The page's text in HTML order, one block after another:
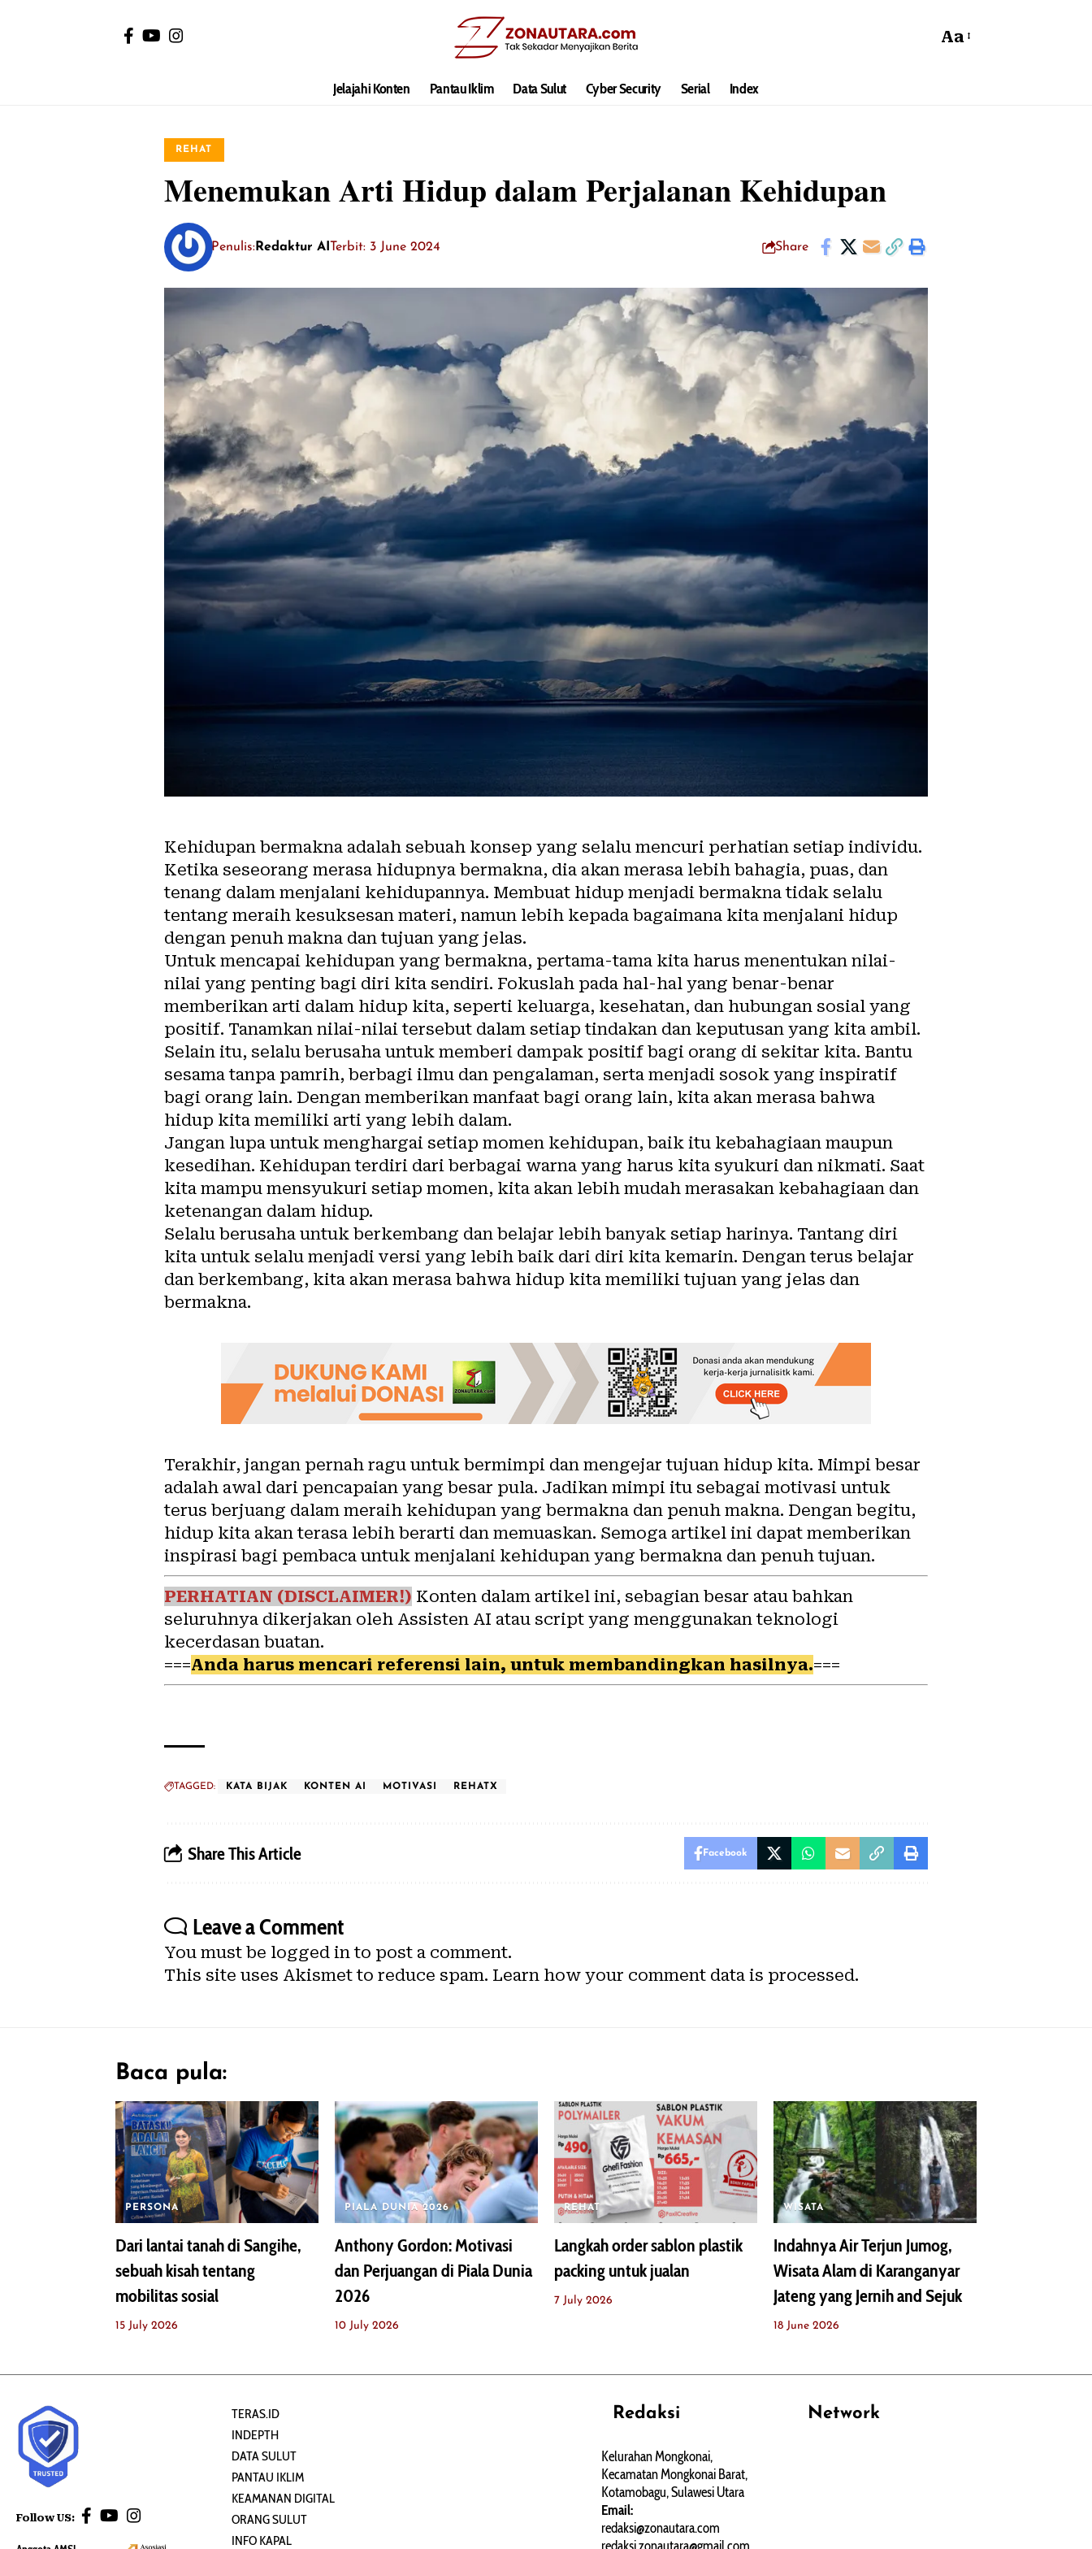
Aa
Jelajahi Konten Pantau Iklim Data Sulut Cyber Security Serial Index
REHAT
Menemukan Arti Hidup dalam Perjalanan Kehidupan
Penulis:Redaktur AI Terbit: 3 June 2024 Share
Kehidupan bermakna adalah sebuah konsep yang selalu mencuri perhatian setiap individu.
Ketika seseorang merasa hidupnya bermakna, dia akan merasa lebih bahagia, puas, dan
tenang dalam menjalani kehidupannya. Membuat hidup menjadi bermakna tidak selalu
tentang meraih kesuksesan materi, namun lebih kepada bagaimana kita menjalani hidup
dengan penuh makna dan tujuan yang jelas.
Untuk mencapai kehidupan yang bermakna, pertama-tama kita harus menentukan nilai-
nilai yang penting bagi diri kita sendiri. Fokuslah pada hal-hal yang benar-benar
memberikan arti dalam hidup kita, seperti keluarga, kesehatan, dan hubungan sosial yang
positif. Tanamkan nilai-nilai tersebut dalam setiap tindakan dan keputusan yang kita ambil.
Selain itu, selalu berusaha untuk memberi dampak positif bagi orang di sekitar kita. Bantu
sesama tanpa pamrih, berbagi ilmu dan pengalaman, serta menjadi sosok yang inspiratif
bagi orang lain. Dengan memberikan manfaat bagi orang lain, kita akan merasa bahwa
hidup kita memiliki arti yang lebih dalam.
Jangan lupa untuk menghargai setiap momen kehidupan, baik itu kebahagiaan maupun
kesedihan. Kehidupan terdiri dari berbagai warna yang harus kita syukuri dan nikmati. Saat
kita mampu mensyukuri setiap momen, kita akan lebih mudah merasakan kebahagiaan dan
ketenangan dalam hidup.
Selalu berusaha untuk berkembang dan belajar lebih banyak setiap harinya. Tantang diri
kita untuk selalu menjadi versi yang lebih baik dari diri kita kemarin. Dengan terus belajar
dan berkembang, kita akan merasa bahwa hidup kita memiliki tujuan yang jelas dan
bermakna.
Terakhir, jangan pernah ragu untuk bermimpi dan mengejar tujuan hidup kita. Mimpi besar
adalah awal dari pencapaian yang besar pula. Jadikan mimpi itu sebagai motivasi untuk
terus berjuang dalam meraih kehidupan yang bermakna dan penuh makna. Dengan begitu,
hidup kita akan terasa lebih berarti dan memuaskan. Semoga artikel ini dapat memberikan
inspirasi bagi pembaca untuk menjalani kehidupan yang bermakna dan penuh tujuan.
PERHATIAN (DISCLAIMER!) Konten dalam artikel ini, sebagian besar atau bahkan
seluruhnya dikerjakan oleh Assisten AI atau script yang menggunakan teknologi
kecerdasan buatan.
===Anda harus mencari referensi lain, untuk membandingkan hasilnya.===
TAGGED: KATA BIJAK KONTEN AI MOTIVASI REHATX
Share This Article Facebook
Leave a Comment
You must be logged into post a comment.
This site uses Akismet to reduce spam. Learn how your comment data is processed.
Baca pula:
PERSONA
Dari lantai tanah di Sangihe,
sebuah kisah tentang
mobilitas sosial
15 July 2026
PIALA DUNIA 2026
Anthony Gordon: Motivasi
dan Perjuangan di Piala Dunia
2026
10 July 2026
REHAT
Langkah order sablon plastik
packing untuk jualan
7 July 2026
WISATA
Indahnya Air Terjun Jumog,
Wisata Alam di Karanganyar
Jateng yang Jernih and Sejuk
18 June 2026
Follow US:
TERAS.ID
INDEPTH
DATA SULUT
PANTAU IKLIM
KEAMANAN DIGITAL
ORANG SULUT
INFO KAPAL
Redaksi
Kelurahan Mongkonai,
Kecamatan Mongkonai Barat,
Kotamobagu, Sulawesi Utara
Email:
redaksi@zonautara.com
Network